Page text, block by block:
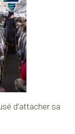
d’attacher sa